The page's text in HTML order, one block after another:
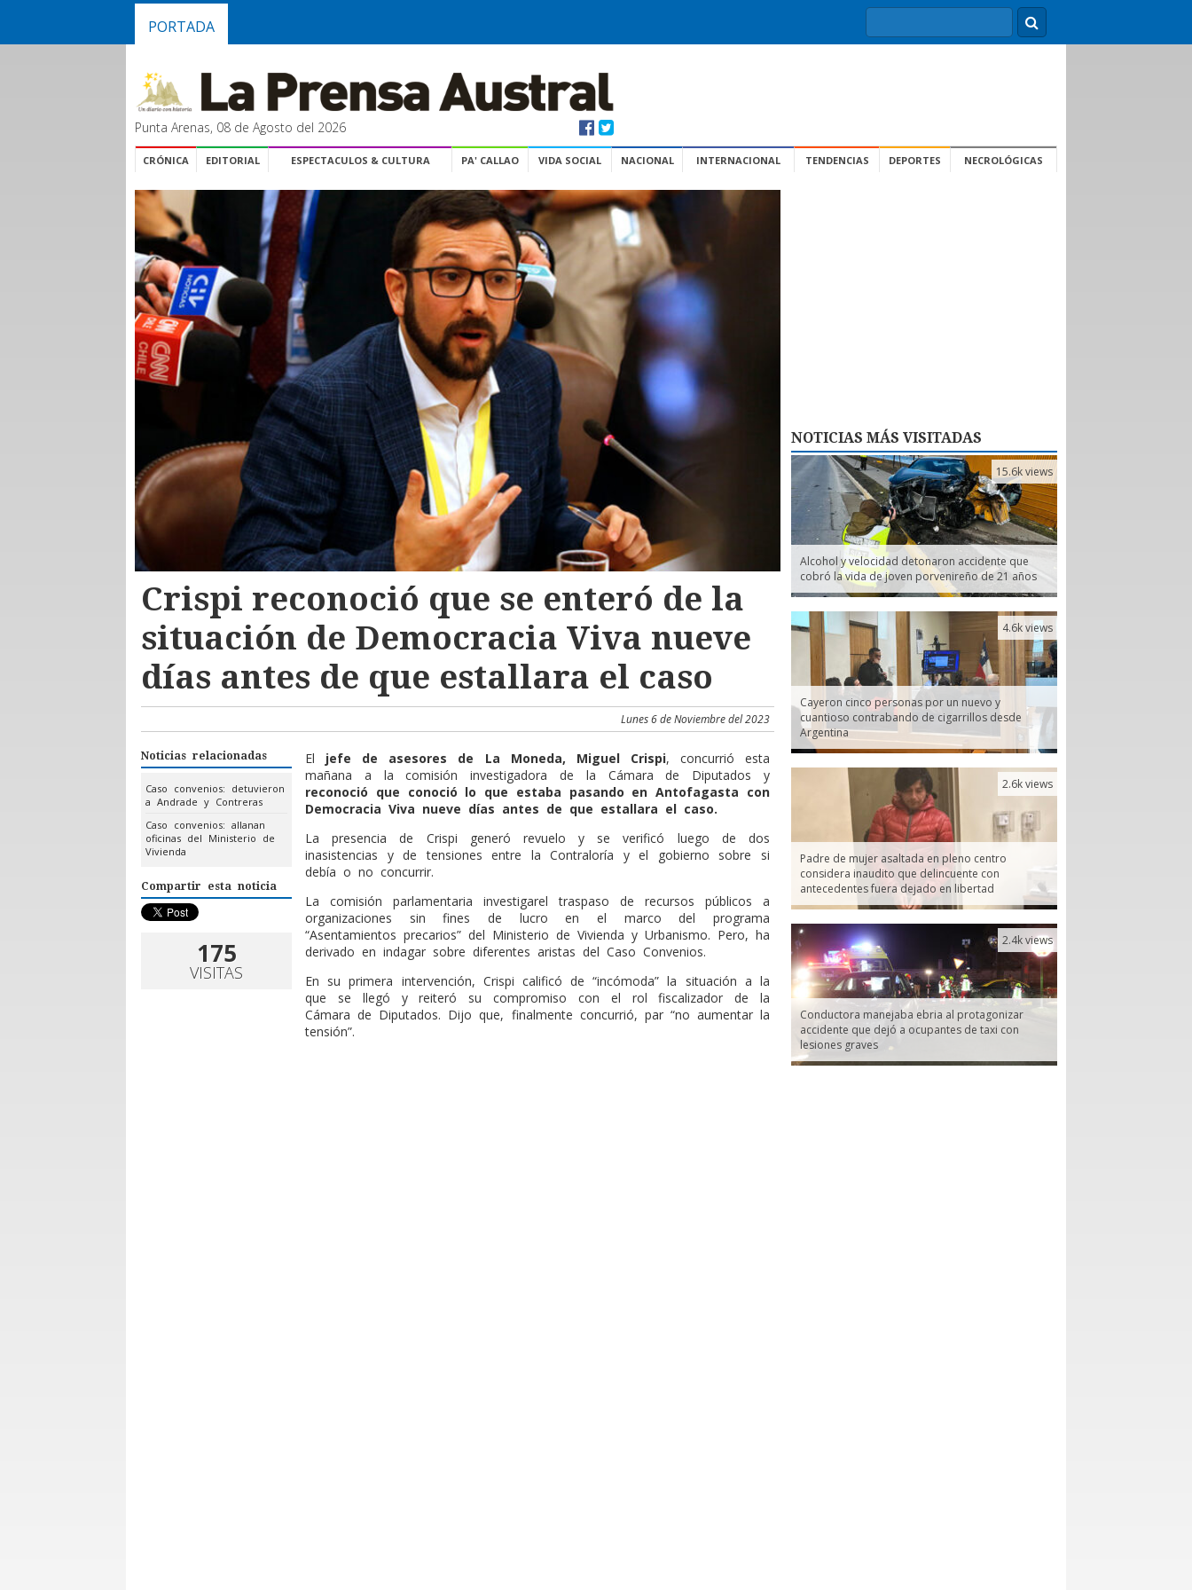
PORTADA
Punta Arenas, 08 de Agosto del 2026
CRÓNICA EDITORIAL ESPECTACULOS & CULTURA PA' CALLAO VIDA SOCIAL NACIONAL INTERNACIONAL TENDENCIAS DEPORTES NECROLÓGICAS
Crispi reconoció que se enteró de la
situación de Democracia Viva nueve
días antes de que estallara el caso
Lunes 6 de Noviembre del 2023
Noticias relacionadas
Caso convenios: detuvieron
a Andrade y Contreras
Caso convenios: allanan
oficinas del Ministerio de
Vivienda
Compartir esta noticia
175
VISITAS
El jefe de asesores de La Moneda, Miguel Crispi, concurrió esta
mañana a la comisión investigadora de la Cámara de Diputados y
reconoció que conoció lo que estaba pasando en Antofagasta con
Democracia Viva nueve días antes de que estallara el caso.
La presencia de Crispi generó revuelo y se verificó luego de dos
inasistencias y de tensiones entre la Contraloría y el gobierno sobre si
debía o no concurrir.
La comisión parlamentaria investigarel traspaso de recursos públicos a
organizaciones sin fines de lucro en el marco del programa
“Asentamientos precarios” del Ministerio de Vivienda y Urbanismo. Pero, ha
derivado en indagar sobre diferentes aristas del Caso Convenios.
En su primera intervención, Crispi calificó de “incómoda” la situación a la
que se llegó y reiteró su compromiso con el rol fiscalizador de la
Cámara de Diputados. Dijo que, finalmente concurrió, par “no aumentar la
tensión”.
NOTICIAS MÁS VISITADAS
Alcohol y velocidad detonaron accidente que
cobró la vida de joven porvenireño de 21 años
15.6k views
Cayeron cinco personas por un nuevo y
cuantioso contrabando de cigarrillos desde
Argentina
4.6k views
Padre de mujer asaltada en pleno centro
considera inaudito que delincuente con
antecedentes fuera dejado en libertad
2.6k views
Conductora manejaba ebria al protagonizar
accidente que dejó a ocupantes de taxi con
lesiones graves
2.4k views